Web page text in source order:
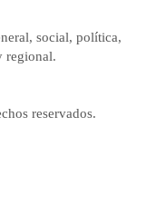
social, política,
regional.
reservados.